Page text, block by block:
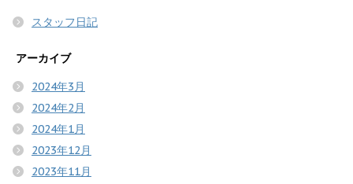
スタッフ日記
アーカイブ
2024年3月
2024年2月
2024年1月
2023年12月
2023年11月